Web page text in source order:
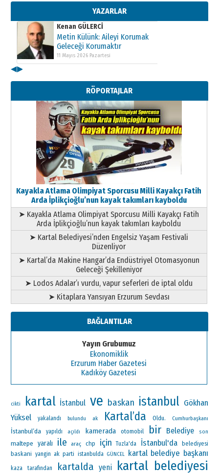
YAZARLAR
11 Mayıs 2026 Pazartesi
Kenan GÜLERCİ
Metin Külünk: Aileyi Korumak
Geleceği Korumaktır
11 Mayıs 2026 Pazartesi
Metin Külünk: Aileyi Korumak
Geleceği Korumaktır
11 Mayıs 2026 Pazartesi
◀▶
RÖPORTAJLAR
Kayakla Atlama Olimpiyat Sporcusu Milli Kayakçı Fatih
Arda İplikçioğlu’nun kayak takımları kayboldu
➤ Kayakla Atlama Olimpiyat Sporcusu Milli Kayakçı Fatih
Arda İplikçioğlu’nun kayak takımları kayboldu
➤ Kartal Belediyesi’nden Engelsiz Yaşam Festivali
Düzenliyor
➤ Kartal’da Makine Hangar’da Endüstriyel Otomasyonun
Geleceği Şekilleniyor
➤ Lodos Adalar’ı vurdu, vapur seferleri de iptal oldu
➤ Kitaplara Yansıyan Erzurum Sevdası
BAĞLANTILAR
Yayın Grubumuz
Ekonomiklik
Erzurum Haber Gazetesi
Kadıköy Gazetesi
cikti kartal İstanbul ve baskan istanbul Gökhan
Yüksel
yakalandı bulundu ak Kartal’da Oldu. Cumhurbaşkanı
İstanbul’da yapıldı açıldı kamerada otomobil bir Belediye son
maltepe yaralı ile araç chp için Tuzla'da İstanbul'da belediyesi
baskani yangin ak parti istanbulda GÜNCEL kartal belediye başkanı
kaza tarafından kartalda yeni kartal belediyesi